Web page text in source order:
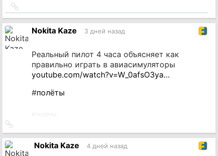
на
источник
Nokita Kaze 3 дней назад
Реальный пилот 4 часа объясняет как
правильно играть в авиасимуляторы
youtube.com/watch?v=W_0afsO3ya…
#полёты
на
источникNokita Kaze 4 дней назад